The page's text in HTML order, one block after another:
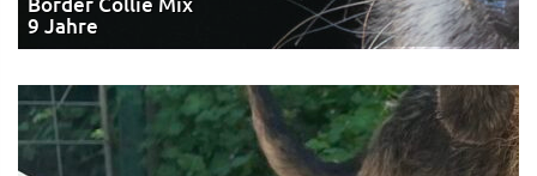
9 Jahre